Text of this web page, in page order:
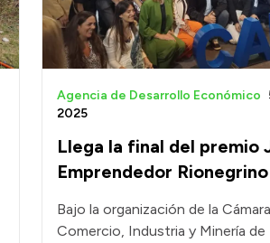
Llega la final del premio
Emprendedor
Agencia de Desarrollo Económico
2025
Bajo la organización de la
Comercio, Industria y Minería de